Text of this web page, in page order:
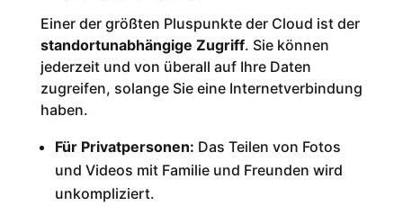
Einer der größten Pluspunkte der Cloud ist der
standortunabhängige Zugriff. Sie können
jederzeit und von überall auf Ihre Daten
zugreifen, solange Sie eine Internetverbindung
haben.
Für Privatpersonen: Das Teilen von Fotos
und Videos mit Familie und Freunden wird
unkompliziert.